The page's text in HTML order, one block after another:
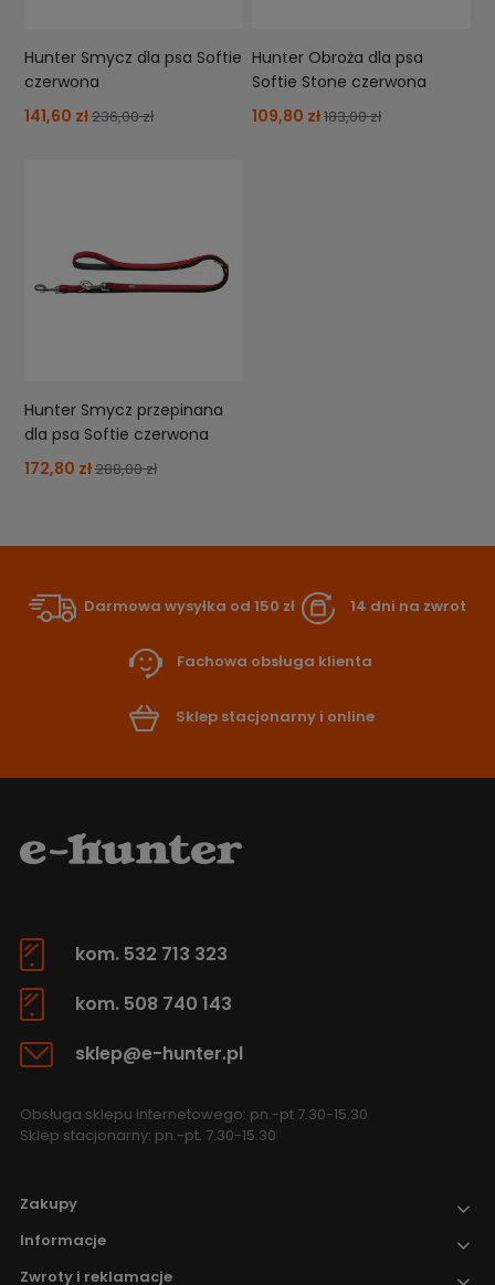
Hunter Smycz dla psa Softie
czerwona
141,60 zł236,00 zł
Hunter Obroża dla psa
Softie Stone czerwona
109,80 zł183,00 zł
Hunter Smycz przepinana
dla psa Softie czerwona
172,80 zł288,00 zł
Darmowa wysyłka od 150 zł 14 dni na zwrot
Fachowa obsługa klienta
Sklep stacjonarny i online
kom. 532 713 323
kom. 508 740 143
sklep@e-hunter.pl
Obsługa sklepu internetowego: pn.-pt 7.30-15.30
Sklep stacjonarny: pn.-pt. 7.30-15.30
Zakupy
Informacje
Zwroty i reklamacje